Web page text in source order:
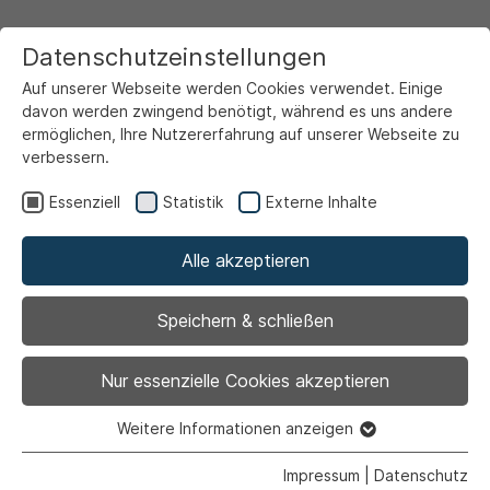
VHS-KinderUni in der
letzten Woche der
Sommerferien
Datenschutzeinstellungen
Auf unserer Webseite werden Cookies verwendet. Einige
davon werden zwingend benötigt, während es uns andere
ermöglichen, Ihre Nutzererfahrung auf unserer Webseite zu
verbessern.
Essenziell Statistik Externe Inhalte
Alle akzeptieren
Speichern & schließen
Nur essenzielle Cookies akzeptieren
Essenzielle Cookies werden für grundlegende Funktionen
Weitere Informationen anzeigen
Impressum Datenschutz